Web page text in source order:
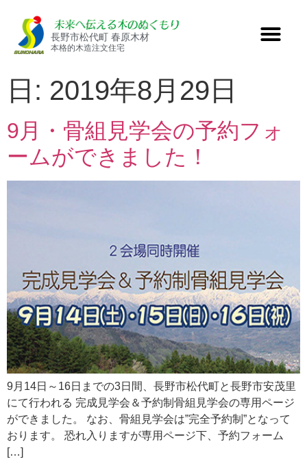
長野市松代町 春原木材
本格的木造注文住宅
日: 2019年8月29日
9月・骨組見学会の予約フォ
ームができました！
9月14日～16日までの3日間、長野市松代町と長野市安茂里
にて行われる 完成見学会＆予約制骨組見学会の専用ページ
ができました。 なお、骨組見学会は”完全予約制”となって
おります。 恐れ入りますが専用ページ下、予約フォーム
[…]